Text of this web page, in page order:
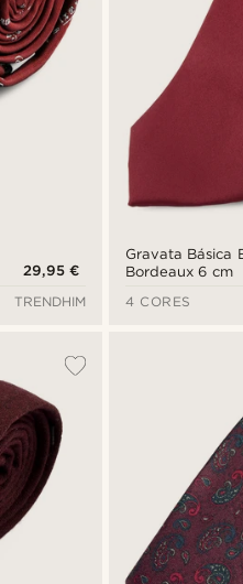
29,95 €
TRENDHIM
Gravata Básica
Bordeaux 6 cm
4 CORES